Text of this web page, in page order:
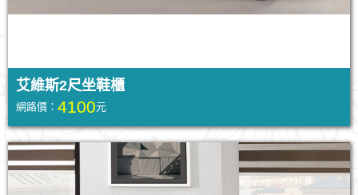
艾維斯2尺坐鞋櫃
網路價： 4100元